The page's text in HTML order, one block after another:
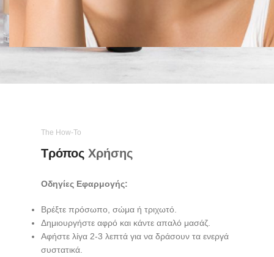
The How-To
Τρόπος Χρήσης
Οδηγίες Εφαρμογής:
Βρέξτε πρόσωπο, σώμα ή τριχωτό.
Δημιουργήστε αφρό και κάντε απαλό μασάζ.
Αφήστε λίγα 2-3 λεπτά για να δράσουν τα ενεργά
συστατικά.